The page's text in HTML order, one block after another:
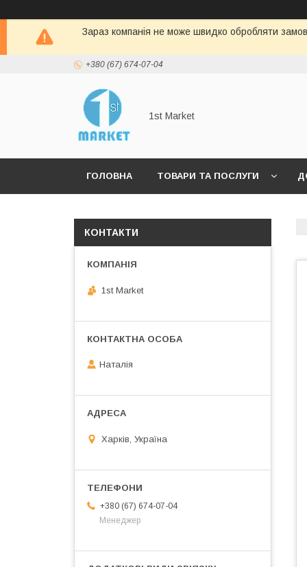
Зараз компанія не може швидко обробляти
+380 (67) 674-07-04
1st Market
ГОЛОВНА ТОВАРИ ТА ПОСЛУГИ
КОНТАКТИ
1st Market
Наталія
Харків, Україна
+380 (67) 674-07-04
Менеджер